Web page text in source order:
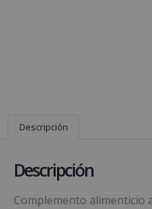
Descripción
Descripción
Complemento alimenticio